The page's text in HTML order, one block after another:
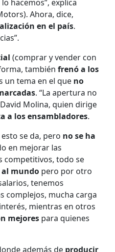
hacemos”, explica
Ahora, dice,
en el país.
(comprar y vender con
tambiénfrenó a los
un tema en el que no
. “La apertura no
Molina, quien dirige
a los ensambladores.
se da, pero no se ha
en mejorar las
competitivos, todo se
al mundo pero por otro
tenemos
complejos, mucha carga
mientras en otros
mejores para quienes
además de producir